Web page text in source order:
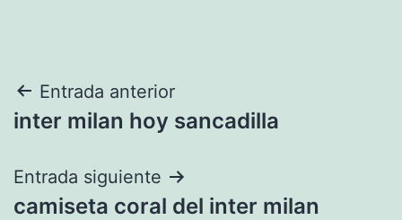
Navegación
de
entradas
Entrada anterior
inter milan hoy sancadilla
Entrada siguiente
camiseta coral del inter milan